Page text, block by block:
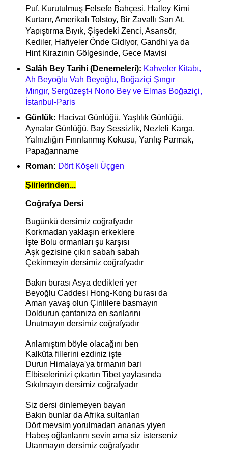
Puf, Kurutulmuş Felsefe Bahçesi, Halley Kimi
Kurtarır, Amerikalı Tolstoy, Bir Zavallı Sarı At,
Yapıştırma Bıyık, Şişedeki Zenci, Asansör,
Kediler, Hafiyeler Önde Gidiyor, Gandhi ya da
Hint Kirazının Gölgesinde, Gece Mavisi
Salâh Bey Tarihi (Denemeleri): Kahveler Kitabı,
Ah Beyoğlu Vah Beyoğlu, Boğaziçi Şıngır
Mıngır, Sergüzeşt-i Nono Bey ve Elmas Boğaziçi,
İstanbul-Paris
Günlük: Hacivat Günlüğü, Yaşlılık Günlüğü,
Aynalar Günlüğü, Bay Sessizlik, Nezleli Karga,
Yalnızlığın Fırınlanmış Kokusu, Yanlış Parmak,
Papağanname
Roman: Dört Köşeli Üçgen
Şiirlerinden...
Coğrafya Dersi
Bugünkü dersimiz coğrafyadır
Korkmadan yaklaşın erkeklere
İşte Bolu ormanları şu karşısı
Aşk gezisine çıkın sabah sabah
Çekinmeyin dersimiz coğrafyadır
Bakın burası Asya dedikleri yer
Beyoğlu Caddesi Hong-Kong burası da
Aman yavaş olun Çinlilere basmayın
Doldurun çantanıza en sarılarını
Unutmayın dersimiz coğrafyadır
Anlamıştım böyle olacağını ben
Kalküta fillerini ezdiniz işte
Durun Himalaya'ya tırmanın bari
Elbiselerinizi çıkartın Tibet yaylasında
Sıkılmayın dersimiz coğrafyadır
Siz dersi dinlemeyen bayan
Bakın bunlar da Afrika sultanları
Dört mevsim yorulmadan ananas yiyen
Habeş oğlanlarını sevin ama siz isterseniz
Utanmayın dersimiz coğrafyadır